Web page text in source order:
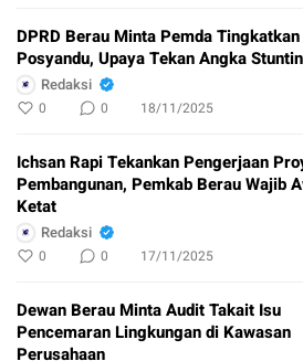
DPRD Berau Minta Pemda
Posyandu, Upaya Tekan Angka
Redaksi
0 0 18/11/2025
Ichsan Rapi Tekankan Pengerjaan
Pembangunan, Pemkab Berau Wajib
Ketat
Redaksi
0 0 17/11/2025
Dewan Berau Minta Audit Takait Isu
Pencemaran Lingkungan di Kawasan
Perusahaan